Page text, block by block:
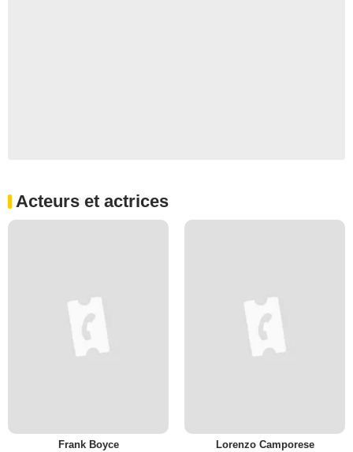
Acteurs et actrices
Frank Boyce Lorenzo Camporese